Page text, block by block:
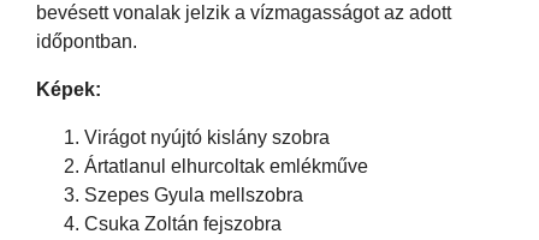
bevésett vonalak jelzik a vízmagasságot az adott
időpontban.
Képek:
Virágot nyújtó kislány szobra
Ártatlanul elhurcoltak emlékműve
Szepes Gyula mellszobra
Csuka Zoltán fejszobra